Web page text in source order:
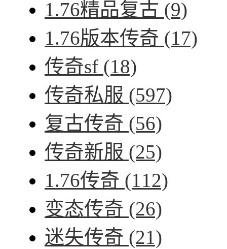
1.76精品复古 (9)
1.76版本传奇 (17)
传奇sf (18)
传奇私服 (597)
复古传奇 (56)
传奇新服 (25)
1.76传奇 (112)
变态传奇 (26)
迷失传奇 (21)